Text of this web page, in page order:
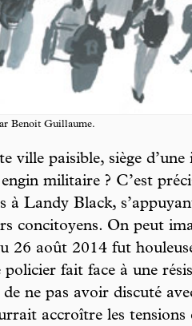
Benoit Guillaume.
ville paisible, siège
militaire ? C’est
à Landy Black,
concitoyens. On peut
26 août 2014 fut
fait face à une
ne pas avoir discuté
accroître les tensions